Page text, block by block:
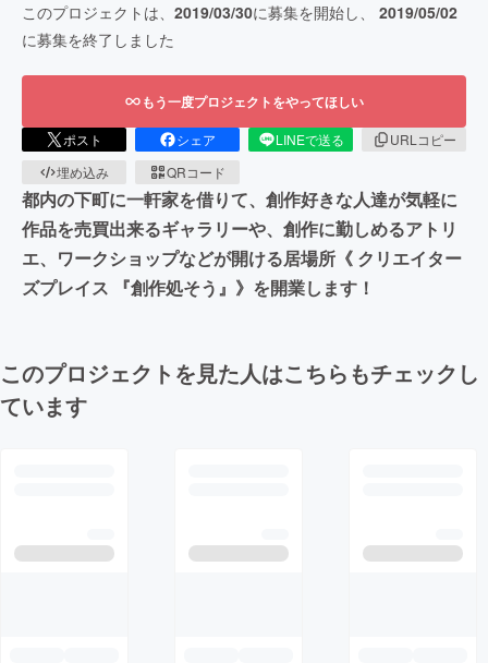
このプロジェクトは、 2019/03/30に募集を開始し、 2019/05/02
に募集を終了しました
もう一度プロジェクトをやってほしい
ポスト シェア LINEで送る
URLコピー
埋め込み
QRコード
都内の下町に一軒家を借りて、創作好きな人達が気軽に
作品を売買出来るギャラリーや、創作に勤しめるアトリ
エ、ワークショップなどが開ける居場所《 クリエイター
ズプレイス 『創作処そう』》を開業します！
このプロジェクトを見た人はこちらもチェックし
ています